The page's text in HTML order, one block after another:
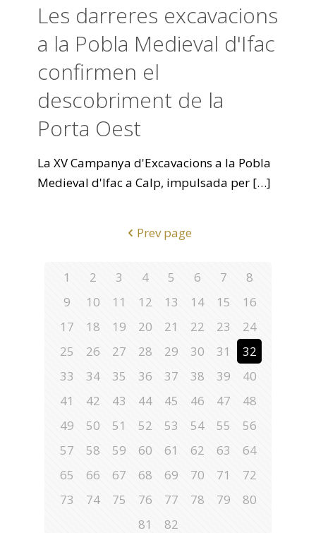
Les darreres excavacions
a la Pobla Medieval d'Ifac
confirmen el
descobriment de la
Porta Oest
La XV Campanya d'Excavacions a la Pobla
Medieval d'Ifac a Calp, impulsada per […]
Prev page
1 2 3 4 5 6 7
8
9
10 11 12 13 14 15
16
17
18 19 20 21 22 23
24
25
26 27 28 29 30 31
32
33
34 35 36 37 38 39
40
41
42 43 44 45 46 47
48
49
50 51 52 53 54 55
56
57
58 59 60 61 62 63
64
65
66 67 68 69 70 71
72
73
74 75 76 77 78 79
80
81
82